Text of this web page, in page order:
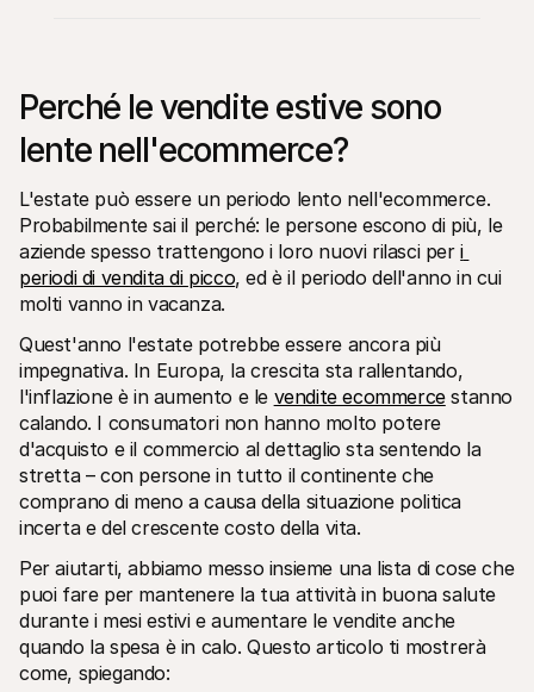
Risorse tecniche
Portale sviluppatori
Scopri le risorse per sviluppatori e gli aggiornamenti
Librerie
Integra Mollie con librerie pronte all'uso
Comunità di Discord
Entra nella nostra comunità di sviluppatori
Stato
Informazioni su Mollie
Scopri i nostri prezzi
Chi siamo
Scopri di più sulla nostra storia e
Notizie
Leggi le ultime notizie su Mollie
Carriere
Vieni a lavorare con noi - stiamo
assumendo!
Contatta
Scopri perché Mollie è sul tuo estratto conto bancario
Per i clienti di Mollie
Contatta il nostro team di supporto clienti
Contatta vendite
Scopri come possiamo aiutare il tuo business
Perché le vendite estive sono
lente nell'ecommerce?
L'estate può essere un periodo lento nell'ecommerce.
Probabilmente sai il perché: le persone escono di più, le
aziende spesso trattengono i loro nuovi rilasci per i
periodi di vendita di picco, ed è il periodo dell'anno in cui
molti vanno in vacanza.
Quest'anno l'estate potrebbe essere ancora più
impegnativa. In Europa, la crescita sta rallentando,
l'inflazione è in aumento e le vendite ecommerce stanno
calando. I consumatori non hanno molto potere
d'acquisto e il commercio al dettaglio sta sentendo la
stretta – con persone in tutto il continente che
comprano di meno a causa della situazione politica
incerta e del crescente costo della vita.
Per aiutarti, abbiamo messo insieme una lista di cose che
puoi fare per mantenere la tua attività in buona salute
durante i mesi estivi e aumentare le vendite anche
quando la spesa è in calo. Questo articolo ti mostrerà
come, spiegando: